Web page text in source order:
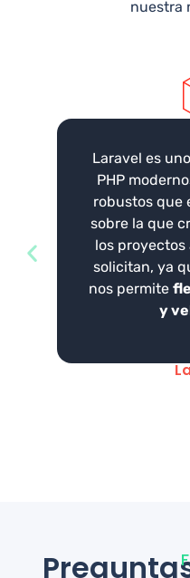
nuestra
Laravel es
PHP
robustos que
sobre la que
los proyectos
solicitan, ya
nos permite
y